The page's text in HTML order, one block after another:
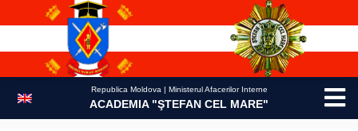
Republica Moldova | Ministerul Afacerilor Interne
ACADEMIA "ŞTEFAN CEL MARE"